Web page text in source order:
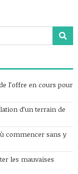
l’offre en cours pour
d’un terrain de
commencer sans y
les mauvaises